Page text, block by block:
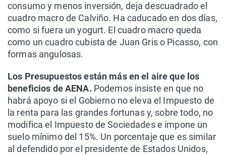
consumo y menos inversión, deja descuadrado el
cuadro macro de Calviño. Ha caducado en dos días,
como si fuera un yogurt. El cuadro macro queda
como un cuadro cubista de Juan Gris o Picasso, con
formas angulosas.
Los Presupuestos están más en el aire que los
beneficios de AENA. Podemos insiste en que no
habrá apoyo si el Gobierno no eleva el Impuesto de
la renta para las grandes fortunas y, sobre todo, no
modifica el Impuesto de Sociedades e impone un
suelo mínimo del 15%. Un porcentaje que es similar
al defendido por el presidente de Estados Unidos,